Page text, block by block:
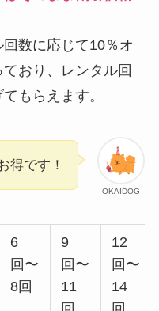
数に応じて10％オ
おり、レンタル回
もらえます。
OKAIDOG
得です！
6
回〜
8回
9
回〜
11
12
回〜
14